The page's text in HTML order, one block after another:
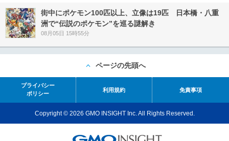
街中にポケモン100匹以上、立像は19匹 日本橋・八重
洲で“伝説のポケモン”を巡る謎解き
08月05日 15時55分
ページの先頭へ
プライバシー
ポリシー
利用規約 免責事項
Copyright © 2026 GMO INSIGHT Inc. All Rights Reserved.